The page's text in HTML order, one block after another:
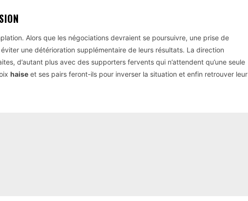
Alors que les négociations devraient se poursuivre, une prise de
une détérioration supplémentaire de leurs résultats. La direction
d’autant plus avec des supporters fervents qui n’attendent qu’une seule
haise et ses pairs feront-ils pour inverser la situation et enfin retrouver leur